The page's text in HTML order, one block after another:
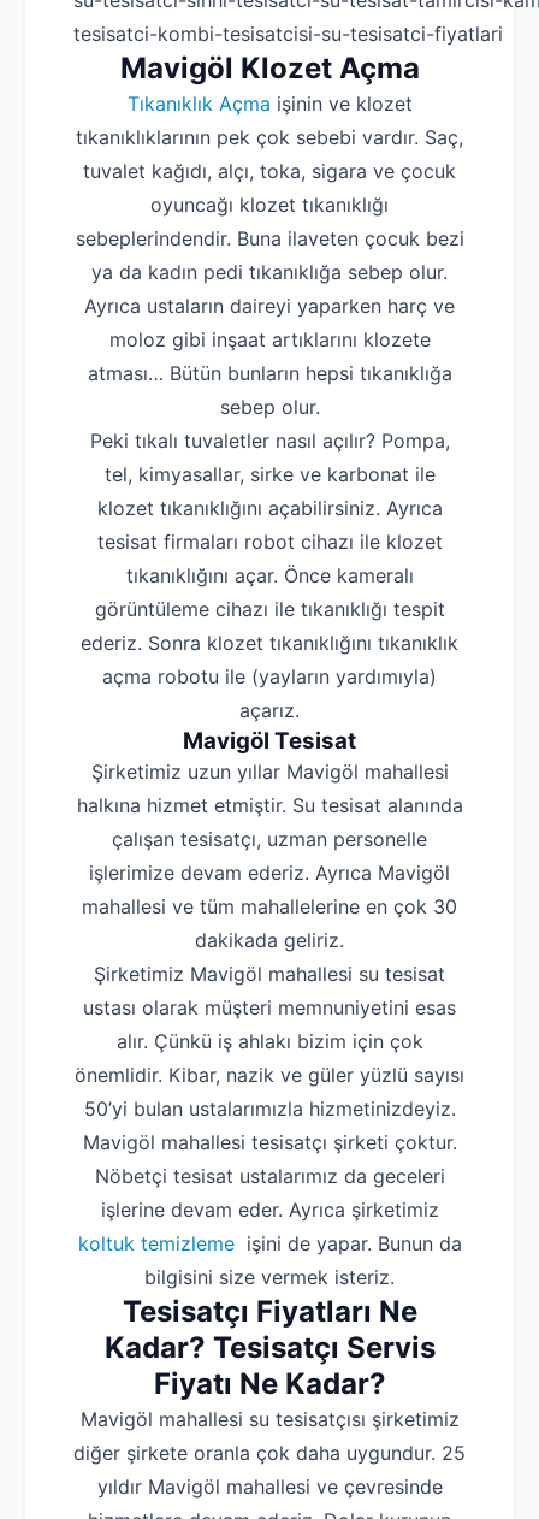
tesisatci-kombi-tesisatcisi-su-tesisatci-fiyatlari
Mavigöl Klozet Açma
Tıkanıklık Açma işinin ve klozet
tıkanıklıklarının pek çok sebebi vardır. Saç,
tuvalet kağıdı, alçı, toka, sigara ve çocuk
oyuncağı klozet tıkanıklığı
sebeplerindendir. Buna ilaveten çocuk bezi
ya da kadın pedi tıkanıklığa sebep olur.
Ayrıca ustaların daireyi yaparken harç ve
moloz gibi inşaat artıklarını klozete
atması… Bütün bunların hepsi tıkanıklığa
sebep olur.
Peki tıkalı tuvaletler nasıl açılır? Pompa,
tel, kimyasallar, sirke ve karbonat ile
klozet tıkanıklığını açabilirsiniz. Ayrıca
tesisat firmaları robot cihazı ile klozet
tıkanıklığını açar. Önce kameralı
görüntüleme cihazı ile tıkanıklığı tespit
ederiz. Sonra klozet tıkanıklığını tıkanıklık
açma robotu ile (yayların yardımıyla)
açarız.
Mavigöl Tesisat
Şirketimiz uzun yıllar Mavigöl mahallesi
halkına hizmet etmiştir. Su tesisat alanında
çalışan tesisatçı, uzman personelle
işlerimize devam ederiz. Ayrıca Mavigöl
mahallesi ve tüm mahallelerine en çok 30
dakikada geliriz.
Şirketimiz Mavigöl mahallesi su tesisat
ustası olarak müşteri memnuniyetini esas
alır. Çünkü iş ahlakı bizim için çok
önemlidir. Kibar, nazik ve güler yüzlü sayısı
50’yi bulan ustalarımızla hizmetinizdeyiz.
Mavigöl mahallesi tesisatçı şirketi çoktur.
Nöbetçi tesisat ustalarımız da geceleri
işlerine devam eder. Ayrıca şirketimiz
koltuk temizlemeişini de yapar. Bunun da
bilgisini size vermek isteriz.
Tesisatçı Fiyatları Ne
Kadar? Tesisatçı Servis
Fiyatı Ne Kadar?
Mavigöl mahallesi su tesisatçısı şirketimiz
diğer şirkete oranla çok daha uygundur. 25
yıldır Mavigöl mahallesi ve çevresinde